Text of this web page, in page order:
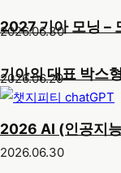
2027 기아 모닝 –
2026.06.30
기아의 대표 박스
2026.06.29
2026 AI (인공지능
2026.06.30